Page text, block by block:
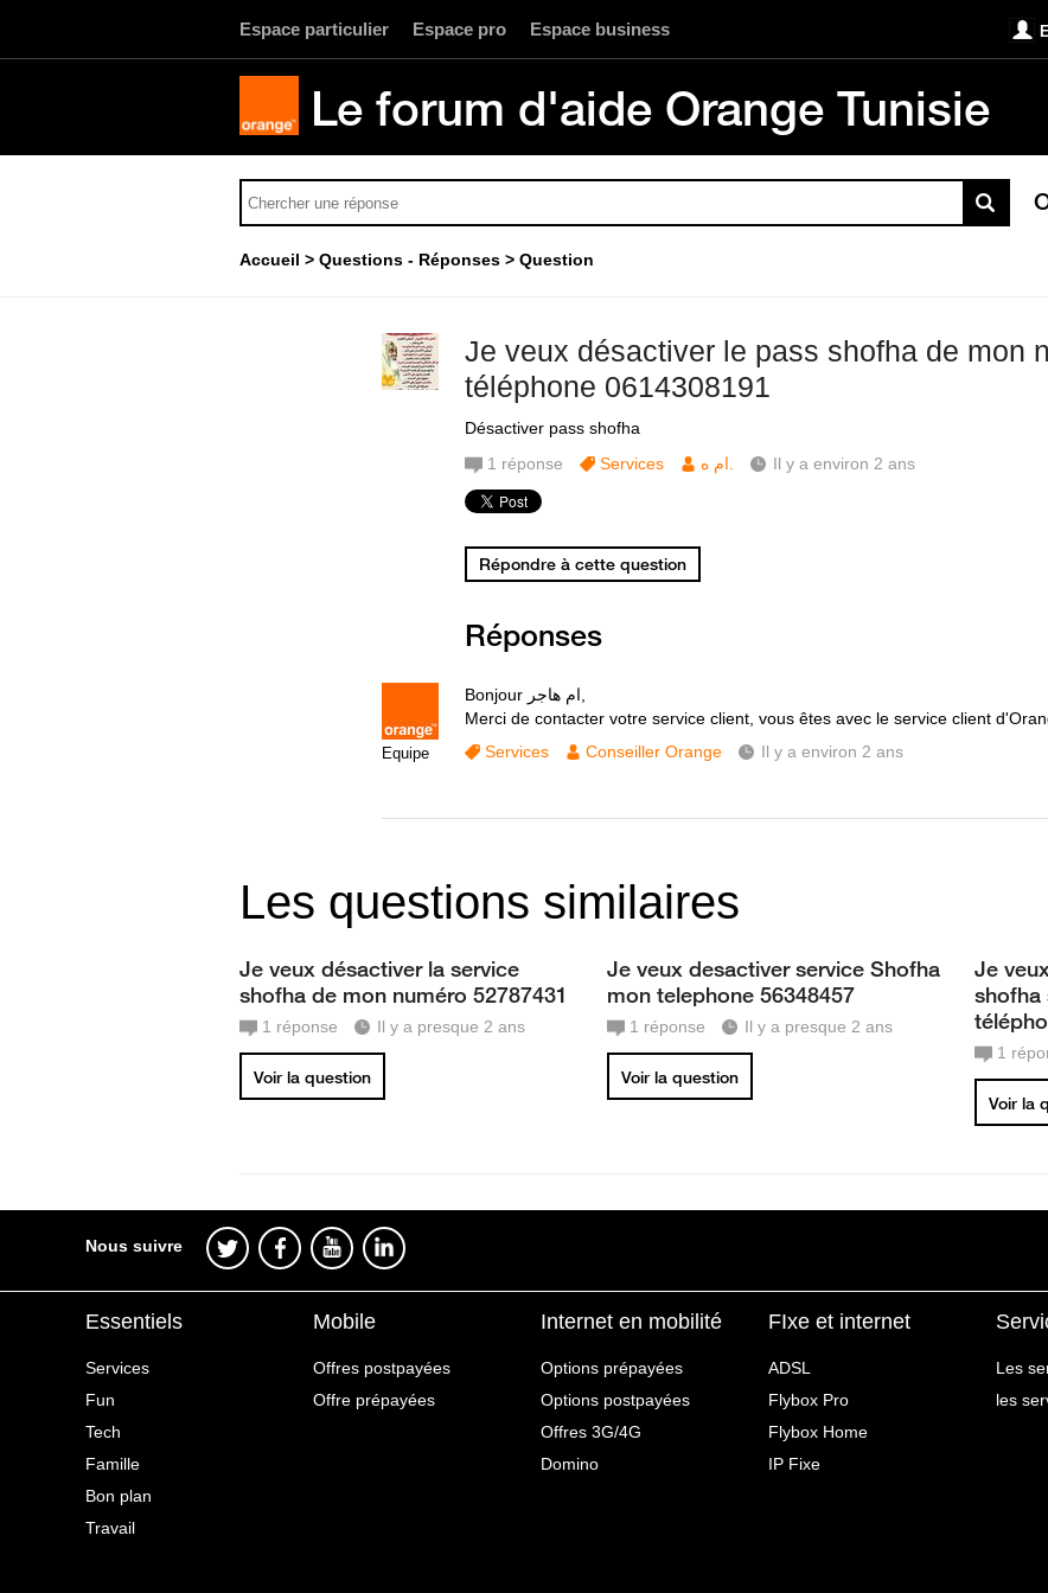
Espace particulier Espace pro Espace business
Le forum d'aide Orange Tunisie
Accueil Questions - Réponses Question
Je veux désactiver le pass shofha de mon
téléphone 0614308191
Désactiver pass shofha
1 réponse Services Il y a environ 2 ans
Répondre à cette question
Réponses
Equipe
Merci de contacter votre service client, vous êtes avec le service client
Services
Conseiller Orange Il y a environ 2 ans
Les questions similaires
Je veux désactiver la service
shofha de mon numéro 52787431
1 réponse Il y a presque 2 ans
Voir la question
Je veux desactiver service Shofha
mon telephone 56348457
1 réponse Il y a presque 2 ans
Voir la question
Je
shofha
1
Voir la
Nous suivre
Essentiels
Services
Fun
Tech
Famille
Bon plan
Travail
Mobile
Offres postpayées
Offre prépayées
Internet en mobilité
Options prépayées
Options postpayées
Offres 3G/4G
Domino
FIxe et internet
ADSL
Flybox Pro
Flybox Home
IP Fixe
Les
les